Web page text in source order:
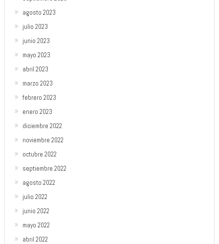
agosto 2023
julio 2023
junio 2023
mayo 2023
abril 2023
marzo 2023
febrero 2023
enero 2023
diciembre 2022
noviembre 2022
octubre 2022
septiembre 2022
agosto 2022
julio 2022
junio 2022
mayo 2022
abril 2022